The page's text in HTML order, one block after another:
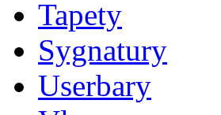
Tapety
Sygnatury
Userbary